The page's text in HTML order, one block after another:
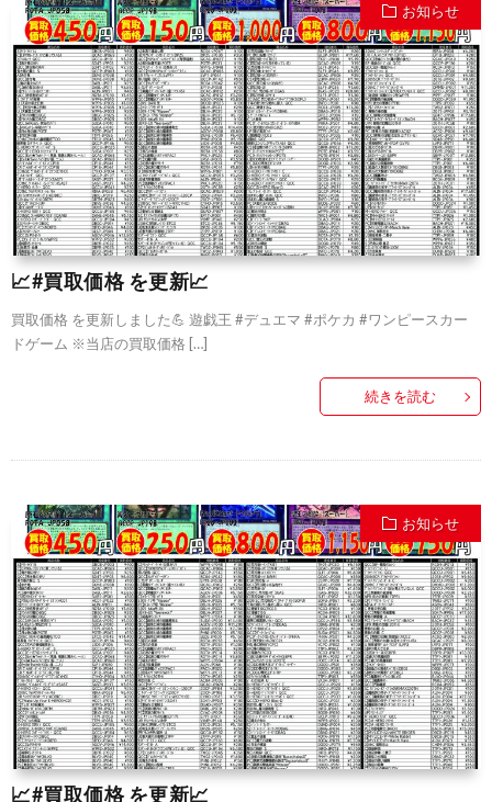
お知らせ
📈#買取価格 を更新📈
買取価格 を更新しました💪 遊戯王 #デュエマ #ポケカ #ワンピースカー
ドゲーム ※当店の買取価格 […]
続きを読む
お知らせ
📈#買取価格 を更新📈